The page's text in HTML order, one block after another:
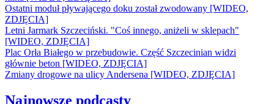
Ostatni moduł pływającego doku został zwodowany [WIDEO,
ZDJĘCIA]
Letni Jarmark Szczeciński. "Coś innego, aniżeli w sklepach"
[WIDEO, ZDJĘCIA]
Plac Orła Białego w przebudowie. Część Szczecinian widzi
głównie beton [WIDEO, ZDJĘCIA]
Zmiany drogowe na ulicy Andersena [WIDEO, ZDJĘCIA]
Najnowsze podcasty